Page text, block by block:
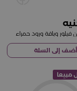
وباقة ورود حمراء
إلى السلة